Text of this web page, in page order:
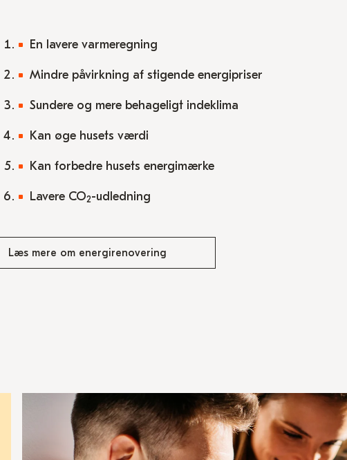
En lavere varmeregning
Mindre påvirkning af stigende energipriser
Sundere og mere behageligt indeklima
Kan øge husets værdi
Kan forbedre husets energimærke
Lavere CO2-udledning
Læs mere om energirenovering